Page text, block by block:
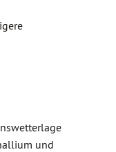
und